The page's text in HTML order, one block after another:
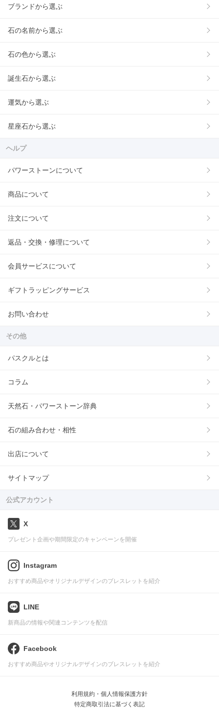
ブランドから選ぶ
石の名前から選ぶ
石の色から選ぶ
誕生石から選ぶ
運気から選ぶ
星座石から選ぶ
ヘルプ
パワーストーンについて
商品について
注文について
返品・交換・修理について
会員サービスについて
ギフトラッピングサービス
お問い合わせ
その他
パスクルとは
コラム
天然石・パワーストーン辞典
石の組み合わせ・相性
出店について
サイトマップ
公式アカウント
X
プレゼント企画や期間限定のキャンペーンを開催
Instagram
おすすめ商品やオリジナルデザインのブレスレットを紹介
LINE
新商品の情報や関連コンテンツを配信
Facebook
おすすめ商品やオリジナルデザインのブレスレットを紹介
利用規約・個人情報保護方針
特定商取引法に基づく表記